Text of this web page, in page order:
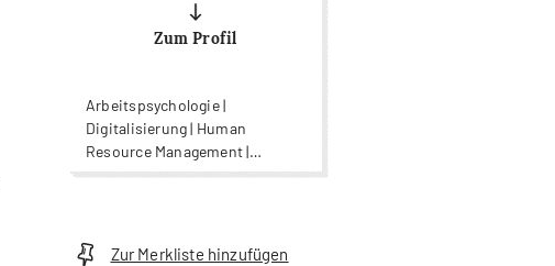
Zum Profil
Arbeitspsychologie |
Digitalisierung | Human
Resource Management |
Konsumpsychologie |
Wirtschaftspsychologie
Zur Merkliste hinzufügen